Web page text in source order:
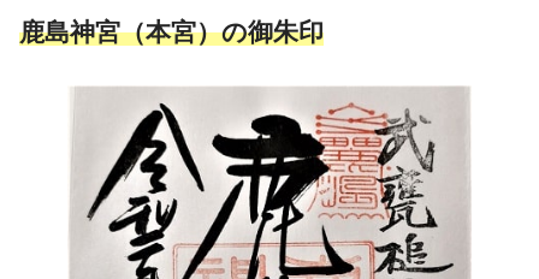
鹿島神宮（本宮）の御朱印